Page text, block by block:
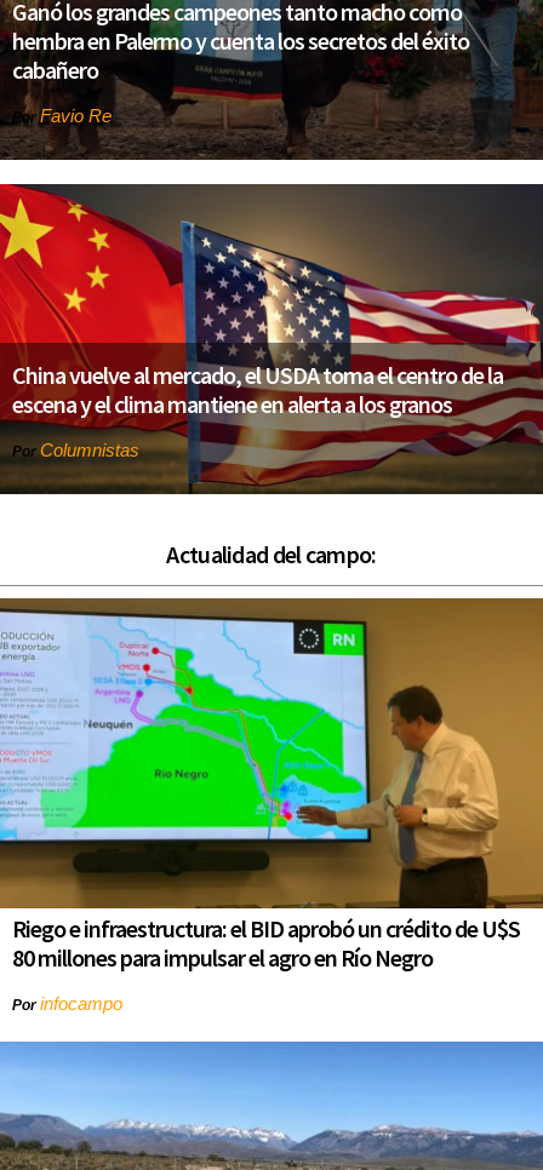
Ganó los grandes campeones tanto macho como
hembra en Palermo y cuenta los secretos del éxito
cabañero
PorFavio Re
China vuelve al mercado, el USDA toma el centro de la
escena y el clima mantiene en alerta a los granos
Por Columnistas
Actualidad del campo:
Riego e infraestructura: el BID aprobó un crédito de U$S
80 millones para impulsar el agro en Río Negro
Porinfocampo